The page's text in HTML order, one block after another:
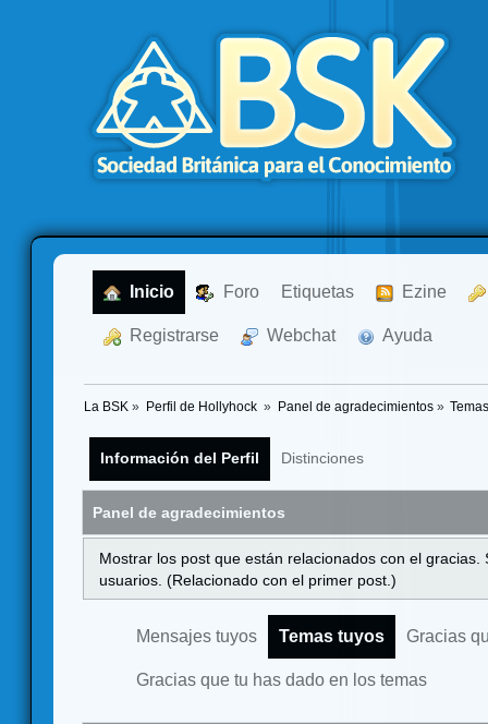
Inicio Foro Etiquetas Ezine
Registrarse Webchat Ayuda
La BSK » Perfil de Hollyhock » Panel de agradecimientos»
Información del Perfil Distinciones
Panel de agradecimientos
Mostrar los post que están relacionados con el
usuarios. (Relacionado con el primer post.)
Mensajes tuyos Temas tuyos Gracias
Gracias que tu has dado en los temas